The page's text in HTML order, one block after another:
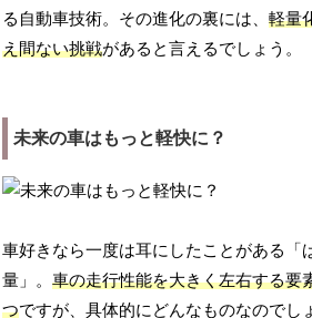
る自動車技術。その進化の裏には、軽量
え間ない挑戦があると言えるでしょう。
未来の車はもっと軽快に？
車好きなら一度は耳にしたことがある「
量」。車の走行性能を大きく左右する要
つですが、具体的にどんなものなのでし